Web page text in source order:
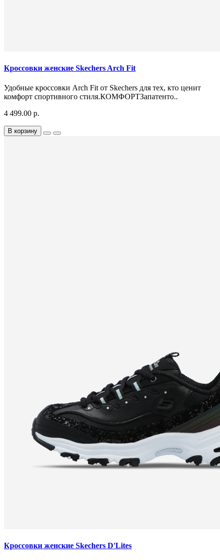
Кроссовки женские Skechers Arch Fit
Удобные кроссовки Arch Fit от Skechers для тех, кто ценит
комфорт спортивного стиля.КОМФОРТЗапатенто..
4 499.00 р.
В корзину
Кроссовки женские Skechers D'Lites